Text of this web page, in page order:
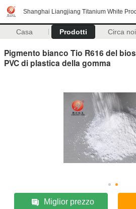
Shanghai Liangjiang Titanium White
Casa Prodotti Circa noi
Pigmento bianco Tio R616 del
PVC di plastica della gomma
Miglior prezzo